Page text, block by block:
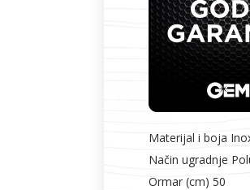
Materijal i boja
Način ugradnje
Ormar (cm) 50